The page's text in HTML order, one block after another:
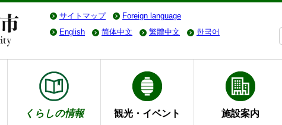
サイトマップ Foreign language
English
简体中文 繁體中文 한국어
くらしの情報 観光・イベント 施設案内